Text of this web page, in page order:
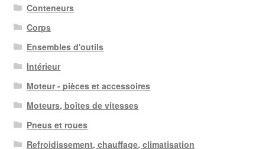
Conteneurs
Corps
Ensembles d'outils
Intérieur
Moteur - pièces et accessoires
Moteurs, boîtes de vitesses
Pneus et roues
Refroidissement, chauffage, climatisation